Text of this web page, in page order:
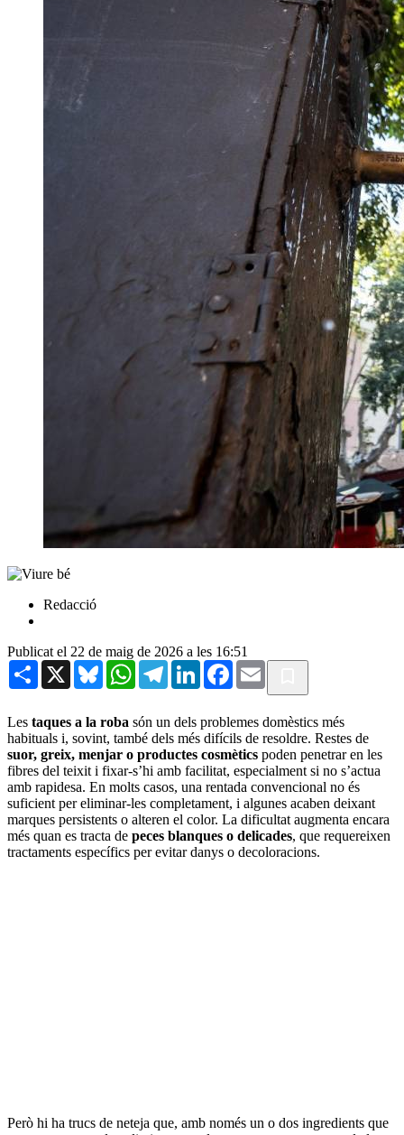
Redacció
Publicat el 22 de maig de 2026 a les 16:51
Share X BlueskyWhatsAppTelegramLinkedInFacebook
Email
Les taques a la roba són un dels problemes domèstics més
habituals i, sovint, també dels més difícils de resoldre. Restes de
suor, greix, menjar o productes cosmètics poden penetrar en les
fibres del teixit i fixar-s’hi amb facilitat, especialment si no s’actua
amb rapidesa. En molts casos, una rentada convencional no és
suficient per eliminar-les completament, i algunes acaben deixant
marques persistents o alteren el color. La dificultat augmenta encara
més quan es tracta de peces blanques o delicades, que requereixen
tractaments específics per evitar danys o decoloracions.
Però hi ha trucs de neteja que, amb només un o dos ingredients que